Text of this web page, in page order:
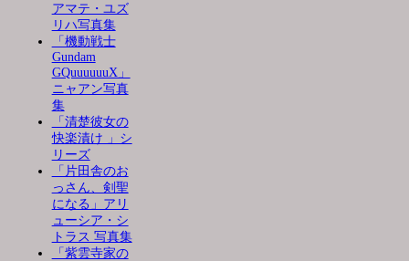
アマテ・ユズ
リハ写真集
「機動戦士
Gundam
GQuuuuuuX」
ニャアン写真
集
「清楚彼女の
快楽漬け 」シ
リーズ
「片田舎のお
っさん、剣聖
になる」アリ
ューシア・シ
トラス 写真集
「紫雲寺家の